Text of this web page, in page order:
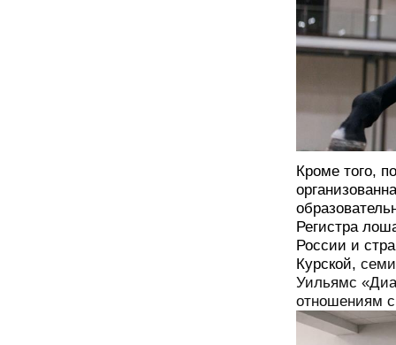
Кроме того,
Регистра
России и
Курской,
Уильямс
отношениям